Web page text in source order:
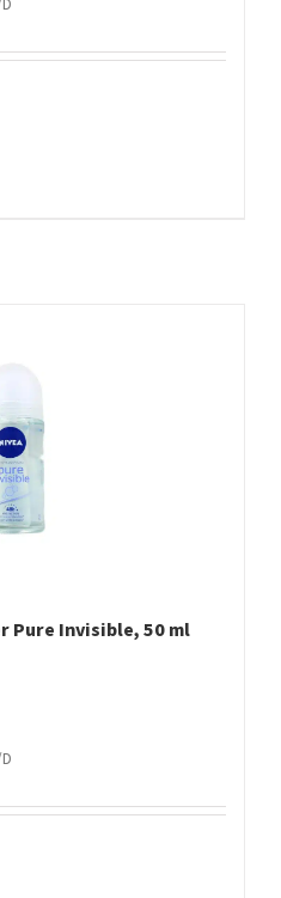
Pure Invisible, 50 ml